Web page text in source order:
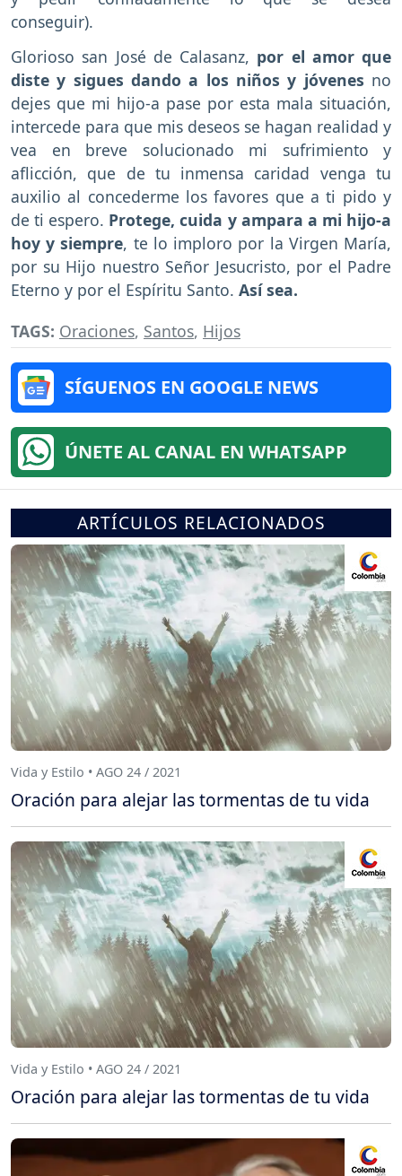
conseguir).
Glorioso san José de Calasanz, por el amor que
diste y sigues dando a los niños y jóvenes no
dejes que mi hijo-a pase por esta mala situación,
intercede para que mis deseos se hagan realidad y
vea en breve solucionado mi sufrimiento y
aflicción, que de tu inmensa caridad venga tu
auxilio al concederme los favores que a ti pido y
de ti espero. Protege, cuida y ampara a mi hijo-a
hoy y siempre, te lo imploro por la Virgen María,
por su Hijo nuestro Señor Jesucristo, por el Padre
Eterno y por el Espíritu Santo. Así sea.
TAGS: Oraciones, Santos, Hijos
SÍGUENOS EN GOOGLE NEWS
ÚNETE AL CANAL EN WHATSAPP
ARTÍCULOS RELACIONADOS
Vida y Estilo • AGO 24 / 2021
Oración para alejar las tormentas de tu vida
Vida y Estilo • AGO 24 / 2021
Oración para alejar las tormentas de tu vida